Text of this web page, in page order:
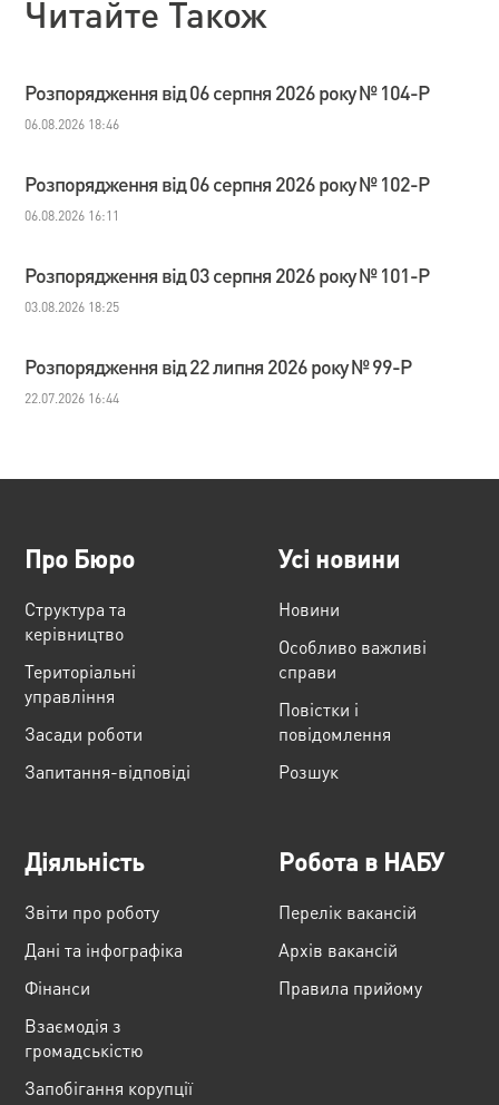
Читайте Також
Розпорядження від 06 серпня 2026 року № 104-Р
06.08.2026 18:46
Розпорядження від 06 серпня 2026 року № 102-Р
06.08.2026 16:11
Розпорядження від 03 серпня 2026 року № 101-Р
03.08.2026 18:25
Розпорядження від 22 липня 2026 року № 99-Р
22.07.2026 16:44
Про Бюро
Структура та
керівництво
Територіальні
управління
Засади роботи
Запитання-відповіді
Усі новини
Новини
Особливо важливі
справи
Повістки і
повідомлення
Розшук
Діяльність
Звіти про роботу
Дані та інфографіка
Фінанси
Взаємодія з
громадськістю
Запобігання корупції
Робота в НАБУ
Перелік вакансій
Архів вакансій
Правила прийому